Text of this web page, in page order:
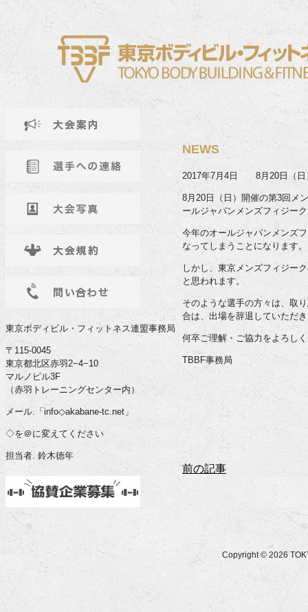
東京ボディビル・フィットネス連盟事務局
〒115-0045
東京都北区赤羽2−4−10
マルノビル3F
（赤羽トレーニングセンター内）
メール.「info◇akabane-tc.net」
◇を＠に変えてください
担当者. 鈴木徳年
NEWS
2017年7月4日 8月20日（日
8月20日（日）開催の第3回メ
ールジャパンメンズフィジー
今年のオールジャパンメンズ
なってしまうことになります。
しかし、東京メンズフィジー
と思われます。
そのような選手の方々は、取
合は、出場を辞退していただ
何卒ご理解・ご協力をよろし
TBBF事務局
前の記事
Copyright © 2026